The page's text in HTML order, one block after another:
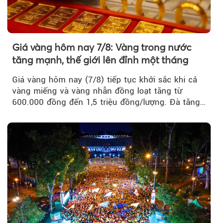
Giá vàng hôm nay 7/8: Vàng trong nước
tăng mạnh, thế giới lên đỉnh một tháng
Giá vàng hôm nay (7/8) tiếp tục khởi sắc khi cả
vàng miếng và vàng nhẫn đồng loạt tăng từ
600.000 đồng đến 1,5 triệu đồng/lượng. Đà tăng
vàng thế giới bứt phá lên mức cao nhất trong
một tháng.